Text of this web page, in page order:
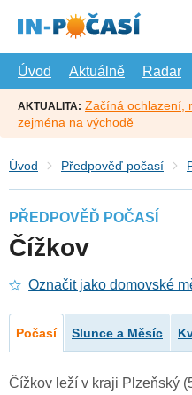
hlavní
Úvod
Aktuálně Radar
AKTUALITA: Začíná ochlazení,
zejména na východě
Úvod Předpověď počasí
PŘEDPOVĚĎ POČASÍ
Čížkov
Označit jako domovské
Počasí Slunce a Měsíc
Čížkov leží v kraji Plzeňský